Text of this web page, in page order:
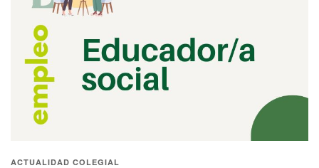
ACTUALIDAD COLEGIAL